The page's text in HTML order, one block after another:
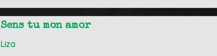
Sens tu mon amor
Liza